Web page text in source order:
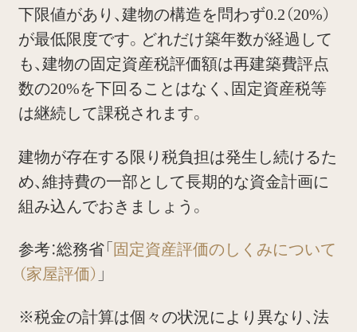
下限値があり、建物の構造を問わず0.2（20%）
が最低限度です。どれだけ築年数が経過して
も、建物の固定資産税評価額は再建築費評点
数の20%を下回ることはなく、固定資産税等
は継続して課税されます。
建物が存在する限り税負担は発生し続けるた
め、維持費の一部として長期的な資金計画に
組み込んでおきましょう。
参考：総務省「 固定資産評価のしくみについて
（家屋評価） 」
※税金の計算は個々の状況により異なり、法